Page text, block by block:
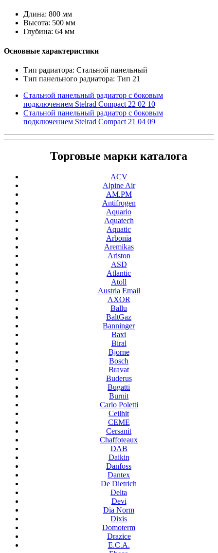
Длина: 800 мм
Высота: 500 мм
Глубина: 64 мм
Основные характеристики
Тип радиатора: Стальной панельный
Тип панельного радиатора: Тип 21
Стальной панельный радиатор с боковым
подключением Stelrad Compact 22 02 10
Стальной панельный радиатор с боковым
подключением Stelrad Compact 21 04 09
Торговые марки каталога
ACV
Alpine Air
AM.PM
Antifrogen
Aquario
Aquatech
Aquatic
Arbonia
Aremikas
Ariston
ASD
Atlantic
Atoll
Austria Email
AXOR
Ballu
BaltGaz
Banninger
Baxi
Biral
Bjorne
Bosch
Bravat
Buderus
Bugatti
Burnit
Carlo Poletti
Ceilhit
CEME
Cersanit
Chaffoteaux
DAB
Daikin
Danfoss
Dantex
De Dietrich
Delta
Devi
Dia Norm
Dixis
Domoterm
Drazice
E.C.A.